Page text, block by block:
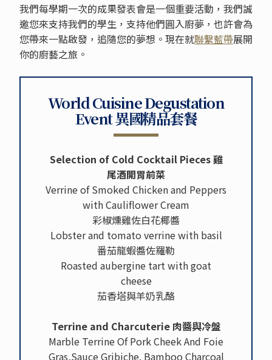
我們每學期一次的成果發表會是一個重要活動，我們誠
邀您來支持我們的學生，支持他們圓入廚夢，也許會為
您帶來一點啟發，追隨您的夢想。現在就聯繫藍帶展開
你的廚藝之旅。
World Cuisine Degustation
Event 異國精品套餐
Selection of Cold Cocktail Pieces 雞
尾酒開胃前菜
Verrine of Smoked Chicken and Peppers
with Cauliflower Cream
彩椒燻雞佐白花椰醬
Lobster and tomato verrine with basil
番茄龍蝦醬佐羅勒
Roasted aubergine tart with goat
cheese
茄香塔與羊奶乳酪
Terrine and Charcuterie 肉醬與冷盤
Marble Terrine Of Pork Cheek And Foie
Gras,Sauce Gribiche. Bamboo Charcoal